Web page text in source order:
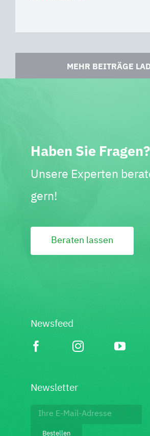
MEHR BEITRÄGE
Haben Sie Fragen?
Unsere Experten
gern!
Beraten lassen
Newsfeed
Newsletter
Footer:
Bestellen